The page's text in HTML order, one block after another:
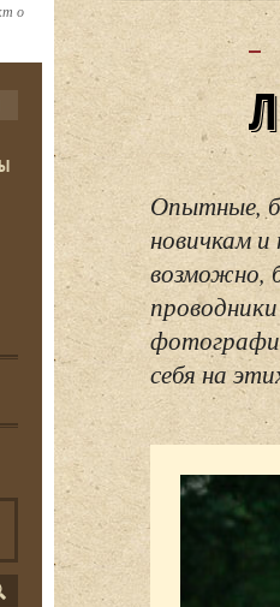
о
Опытные,
новичкам
возможно,
себя на